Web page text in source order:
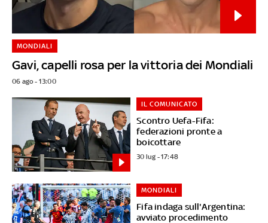
Gavi, capelli rosa per la vittoria dei Mondiali
MONDIALI
06 ago - 13:00
Scontro Uefa-Fifa:
federazioni pronte a
boicottare
IL COMUNICATO
30 lug - 17:48
Fifa indaga sull'Argentina:
avviato procedimento
MONDIALI